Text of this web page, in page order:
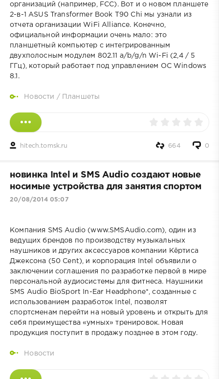
организаций (например, FCC). Вот и о новом планшете
2-в-1 ASUS Transformer Book T90 Chi мы узнали из
отчета организации WiFi Alliance. Конечно,
официальной информации очень мало: это
планшетный компьютер с интегрированным
двухполосным модулем 802.11 a/b/g/n Wi-Fi (2,4 / 5
ГГц), который работает под управлением ОС Windows
8.1.
Новости / Планшеты
hitech.tomsk.ru 0
664
новинка Intel и SMS Audio создают новые
носимые устройства для занятия спортом
20/08/2014 05:07
Компания SMS Audio (www.SMSAudio.com), один из
ведущих брендов по производству музыкальных
наушников и других аксессуаров компании Кёртиса
Джексона (50 Cent), и корпорация Intel объявили о
заключении соглашения по разработке первой в мире
персональной аудиосистемы для фитнеса. Наушники
SMS Audio BioSport In-Ear Headphone*, созданные с
использованием разработок Intel, позволят
спортсменам перейти на новый уровень и открыть для
себя преимущества «умных» тренировок. Новая
продукция поступит в продажу позднее в этом году.
Новости